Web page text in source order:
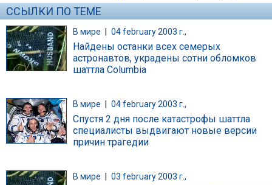
ССЫЛКИ ПО ТЕМЕ
В мире | 04 february 2003 г.,
Найдены останки всех семерых
астронавтов, украдены сотни обломков
шаттла Columbia
В мире 04 february 2003 г.,
Спустя 2 дня после катастрофы шаттла
специалисты выдвигают новые версии
причин трагедии
В мире 03 february 2003 г.,